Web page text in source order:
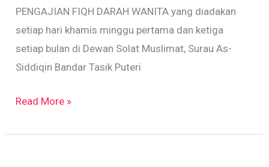
PENGAJIAN FIQH DARAH WANITA yang diadakan
setiap hari khamis minggu pertama dan ketiga
setiap bulan di Dewan Solat Muslimat, Surau As-
Siddiqin Bandar Tasik Puteri
Read More »